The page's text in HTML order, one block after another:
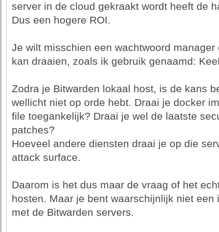
server in de cloud gekraakt wordt heeft de
Dus een hogere ROI.
Je wilt misschien een wachtwoord
kan draaien, zoals ik gebruik genaamd:
Zodra je Bitwarden lokaal host, is de kans
wellicht niet op orde hebt. Draai je docker
file toegankelijk? Draai je wel de laatste
patches?
Hoeveel andere diensten draai je op die
attack surface.
Daarom is het dus maar de vraag of het
hosten. Maar je bent waarschijnlijk niet
met de Bitwarden servers.